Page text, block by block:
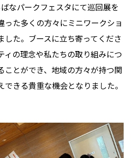
なパークフェスタにて巡回展を
った多くの方々にミニワークショ
した。ブースに立ち寄ってくださ
ィの理念や私たちの取り組みにつ
ことができ、地域の方々が持つ関
きる貴重な機会となりました。